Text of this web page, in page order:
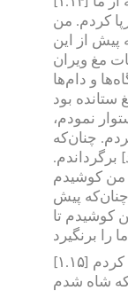
کردم. من
پیش از این
مغ ویران
و دام‌ها
ستانده بود
نمودم،
چنان‌که
برگرداندم.
من کوشیدم
چنان‌که پیش
کوشیدم تا
[۱.۱۵] داریوش شاه گوید: این [است] آنچه من کردم